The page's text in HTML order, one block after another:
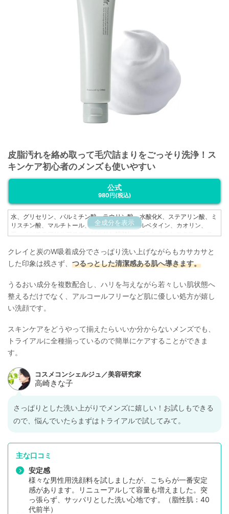
皮脂汚れを絡め取って毛穴詰まりをごっそり洗浄！ス
キンケア初心者のメンズも使いやすい
公式
980円(税込)
全成分を表示
水、グリセリン、パルミチン酸、ラウリン酸、水酸化K、ステアリン酸、ミ
リスチン酸、マルチトール、ラウラミドプロピルベタイン、カオリン、
ナス培養エキス、アデノシン三リン酸2Na、RNA、ピリドキシンHCl、ヒス
チジンHCl、フェニルアラニン、チロシン、フェルラ酸アルギニン、イソス
テアロイル加水分解シルク、マンニトール、ワイルドタイムエキス、オタ
ノシトール、ポリグルタミン酸、加水分解ヒアルロン酸、加水分解コラー
ゲン、マンダリンオレンジ果皮エキス、BG、ポリクオタニウム-39、ポリ
クオタニウム-7、ビオサッカリドガム-1、イソステアリン酸、ペンチレン
グリコール、PEG-9M、EDTA-4Na、トコフェロール
クレイと炭のW吸着成分でさっぱり洗い上げながらもカサカサと
した印象は残さず、 つるっとした清潔感ある肌へ導きます。
うるおい成分を複数配合し、ハリを与えながら若々しい肌状態へ
整えるだけでなく、アルコールフリーなど肌に優しい処方が嬉し
い洗顔です。
スキンケアをどうやって揃えたらいいか分からないメンズでも、
トライアルに全種揃っているので簡単にケアすることができま
す。
さっぱりとした洗い上がりでメンズに嬉しい！お試しもできる
ので、悩んでいたらまずはトライアルで試してみて。
主な口コミ
安定感
様々な男性用洗顔料を試しましたが、こちらが一番安定
感があります。リニューアルして容量も増えました。突
っ張らず、サッパリとした洗い心地です。（脂性肌：40
代前半）